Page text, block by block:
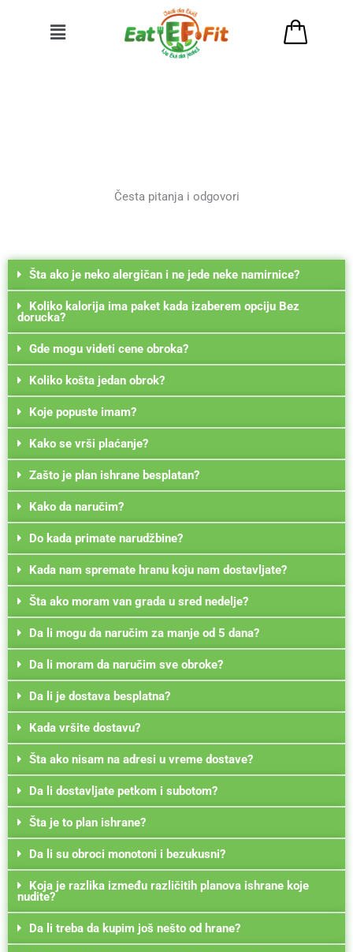
Česta pitanja i odgovori
Šta ako je neko alergičan i ne jede neke namirnice?
Koliko kalorija ima paket kada izaberem opciju Bez
dorucka?
Gde mogu videti cene obroka?
Koliko košta jedan obrok?
Koje popuste imam?
Kako se vrši plaćanje?
Zašto je plan ishrane besplatan?
Kako da naručim?
Do kada primate narudžbine?
Kada nam spremate hranu koju nam dostavljate?
Šta ako moram van grada u sred nedelje?
Da li mogu da naručim za manje od 5 dana?
Da li moram da naručim sve obroke?
Da li je dostava besplatna?
Kada vršite dostavu?
Šta ako nisam na adresi u vreme dostave?
Da li dostavljate petkom i subotom?
Šta je to plan ishrane?
Da li su obroci monotoni i bezukusni?
Koja je razlika između različitih planova ishrane koje
nudite?
Da li treba da kupim još nešto od hrane?